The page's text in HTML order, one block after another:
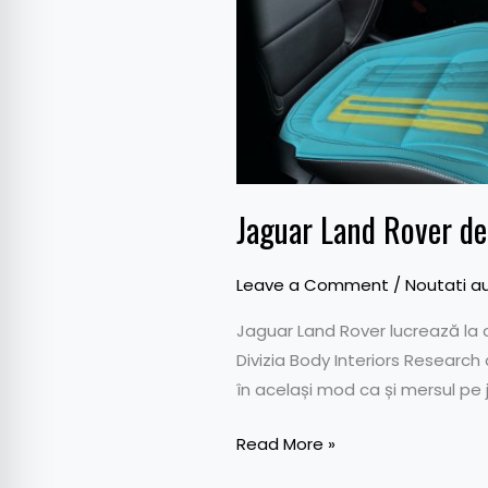
Jaguar Land Rover
Leave a Comment / Noutati
Jaguar Land Rover lucrează
Divizia Body Interiors
în același mod ca și mersul
Read More »